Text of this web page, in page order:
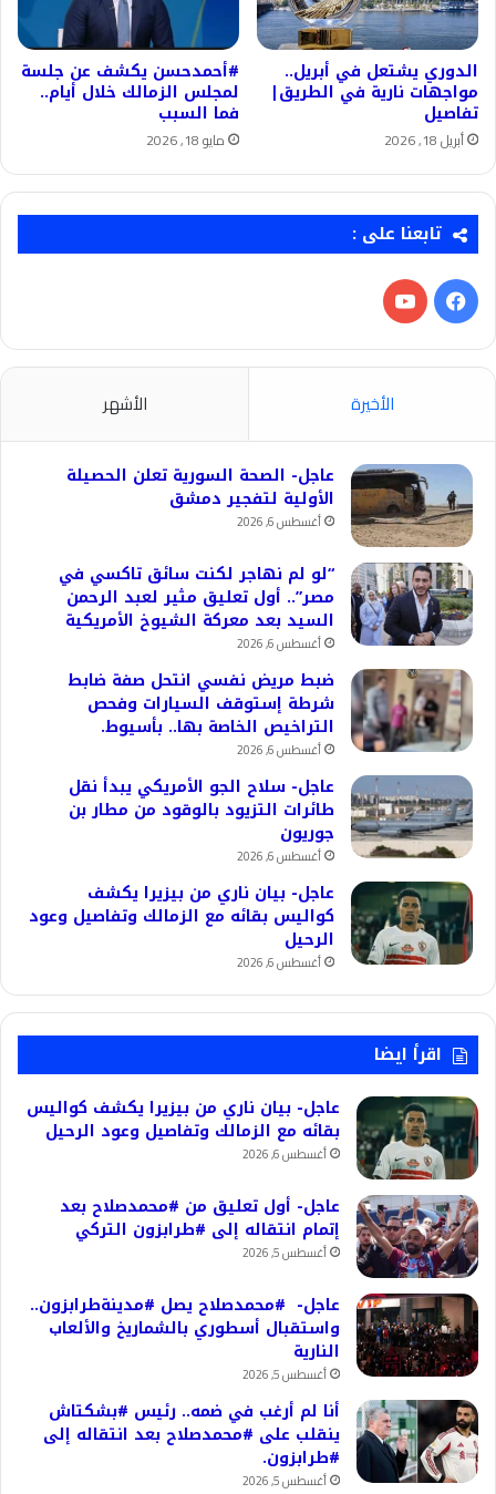
الدوري يشتعل في أبريل..
مواجهات نارية في الطريق|
تفاصيل
أبريل 18, 2026
#أحمدحسن يكشف عن جلسة
لمجلس الزمالك خلال أيام..
فما السبب
مايو 18, 2026
تابعنا على :
فيسبوك‫YouTube
الأخيرة الأشهر
عاجل- الصحة السورية تعلن الحصيلة
الأولية لتفجير دمشق
أغسطس 6, 2026
“لو لم نهاجر لكنت سائق تاكسي في
مصر”.. أول تعليق مثير لعبد الرحمن
السيد بعد معركة الشيوخ الأمريكية
أغسطس 6, 2026
ضبط مريض نفسي انتحل صفة ضابط
شرطة إستوقف السيارات وفحص
التراخيص الخاصة بها.. بأسيوط.
أغسطس 6, 2026
عاجل- سلاح الجو الأمريكي يبدأ نقل
طائرات التزيود بالوقود من مطار بن
جوريون
أغسطس 6, 2026
عاجل- بيان ناري من بيزيرا يكشف
كواليس بقائه مع الزمالك وتفاصيل وعود
الرحيل
أغسطس 6, 2026
اقرأ ايضا
عاجل- بيان ناري من بيزيرا يكشف كواليس
بقائه مع الزمالك وتفاصيل وعود الرحيل
أغسطس 6, 2026
عاجل- أول تعليق من #محمدصلاح بعد
إتمام انتقاله إلى #طرابزون التركي
أغسطس 5, 2026
عاجل- #محمدصلاح يصل #مدينةطرابزون..
واستقبال أسطوري بالشماريخ والألعاب
النارية
أغسطس 5, 2026
أنا لم أرغب في ضمه.. رئيس #بشكتاش
ينقلب على #محمدصلاح بعد انتقاله إلى
#طرابزون.
أغسطس 5, 2026